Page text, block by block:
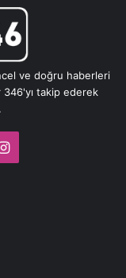
ve doğru haberleri
346'yı takip ederek
Instagram